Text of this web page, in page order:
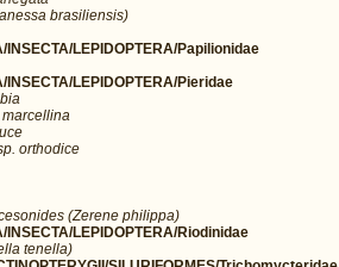
brasiliensis)
LEPIDOPTERA/Papilionidae
LEPIDOPTERA/Pieridae
orthodice
(Zerene philippa)
LEPIDOPTERA/Riodinidae
tenella)